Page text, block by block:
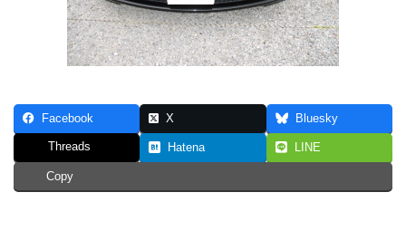
Facebook X Bluesky
Threads Hatena LINE
Copy